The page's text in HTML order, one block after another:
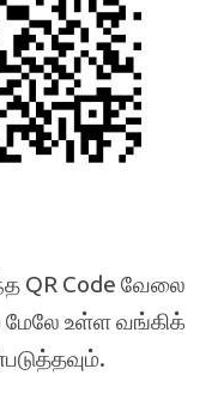
QR Code வேலை
உள்ள வங்கிக்